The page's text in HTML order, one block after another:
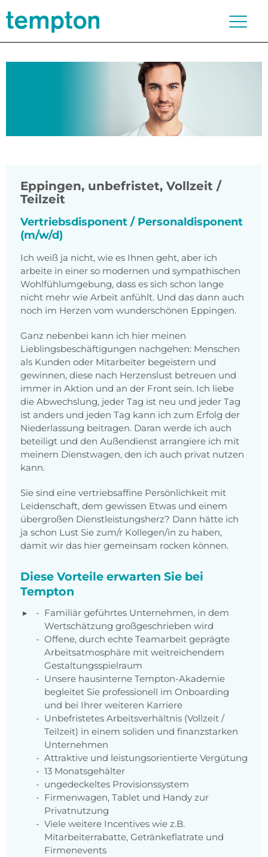
Eppingen, unbefristet, Vollzeit /
Teilzeit
Vertriebsdisponent / Personaldisponent
(m/w/d)
Ich weiß ja nicht, wie es Ihnen geht, aber ich
arbeite in einer so modernen und sympathischen
Wohlfühlumgebung, dass es sich schon lange
nicht mehr wie Arbeit anfühlt. Und das dann auch
noch im Herzen vom wunderschönen Eppingen.
Ganz nebenbei kann ich hier meinen
Lieblingsbeschäftigungen nachgehen: Menschen
als Kunden oder Mitarbeiter begeistern und
gewinnen, diese nach Herzenslust betreuen und
immer in Aktion und an der Front sein. Ich liebe
die Abwechslung, jeder Tag ist neu und jeder Tag
ist anders und jeden Tag kann ich zum Erfolg der
Niederlassung beitragen. Daran werde ich auch
beteiligt und den Außendienst arrangiere ich mit
meinem Dienstwagen, den ich auch privat nutzen
kann.
Sie sind eine vertriebsaffine Persönlichkeit mit
Leidenschaft, dem gewissen Etwas und einem
übergroßen Dienstleistungsherz? Dann hätte ich
ja schon Lust Sie zum/r Kollegen/in zu haben,
damit wir das hier gemeinsam rocken können.
Diese Vorteile erwarten Sie bei
Tempton
Familiär geführtes Unternehmen, in dem
Wertschätzung großgeschrieben wird
Offene, durch echte Teamarbeit geprägte
Arbeitsatmosphäre mit weitreichendem
Gestaltungsspielraum
Unsere hausinterne Tempton-Akademie
begleitet Sie professionell im Onboarding
und bei Ihrer weiteren Karriere
Unbefristetes Arbeitsverhältnis (Vollzeit /
Teilzeit) in einem soliden und finanzstarken
Unternehmen
Attraktive und leistungsorientierte Vergütung
13 Monatsgehälter
ungedeckeltes Provisionssystem
Firmenwagen, Tablet und Handy zur
Privatnutzung
Viele weitere Incentives wie z.B.
Mitarbeiterrabatte, Getränkeflatrate und
Firmenevents